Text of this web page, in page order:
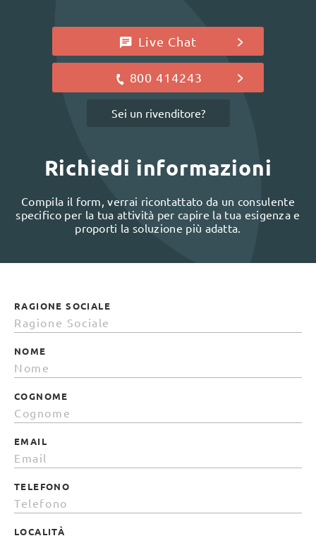
Live Chat
800 414243
Sei un rivenditore?
Richiedi informazioni
Compila il form, verrai ricontattato da un consulente
specifico per la tua attività per capire la tua esigenza e
proporti la soluzione più adatta.
RAGIONE SOCIALE
NOME
COGNOME
EMAIL
TELEFONO
LOCALITÀ